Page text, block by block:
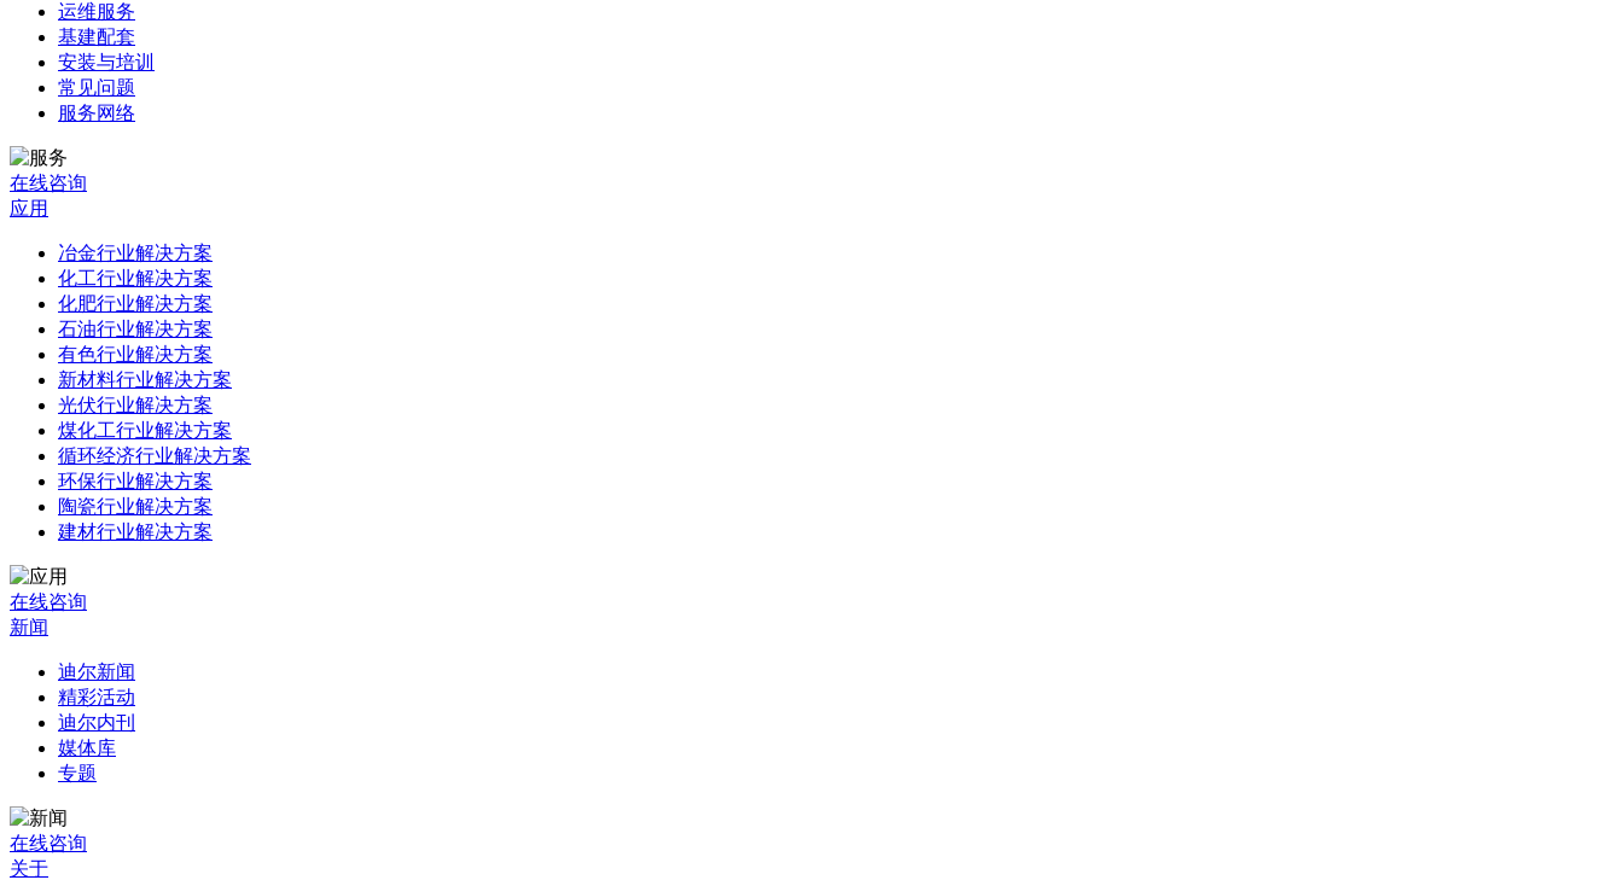
运维服务
基建配套
安装与培训
常见问题
服务网络
在线咨询
应用
冶金行业解决方案
化工行业解决方案
化肥行业解决方案
石油行业解决方案
有色行业解决方案
新材料行业解决方案
光伏行业解决方案
煤化工行业解决方案
循环经济行业解决方案
环保行业解决方案
陶瓷行业解决方案
建材行业解决方案
在线咨询
新闻
迪尔新闻
精彩活动
迪尔内刊
媒体库
专题
在线咨询
关于